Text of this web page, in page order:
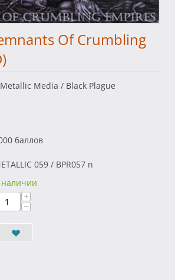
Of Crumbling
Media / Black Plague
баллов
059 / BPR057 n
+
−